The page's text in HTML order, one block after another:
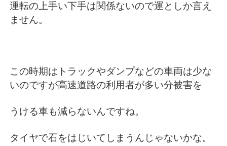
運転の上手い下手は関係ないので運としか言え
ません。
この時期はトラックやダンプなどの車両は少な
いのですが高速道路の利用者が多い分被害を
うける車も減らないんですね。
タイヤで石をはじいてしまうんじゃないかな。